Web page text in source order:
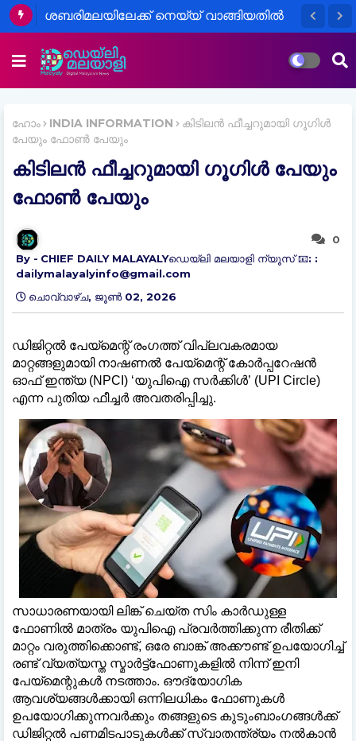
ശബരിമലയിലേക്ക് നെയ്യ് വാങ്ങിയതിൽ
പ്രതികൾക്കുമെതിരെ എഫ്.ഐ.ആർ
ഹോം INDIA INFORMATION
കിടിലൻ ഫീച്ചറുമായി ഗൂഗിൾ
പേയും ഫോൺ പേയും
കിടിലൻ ഫീച്ചറുമായി ഗൂഗിൾ പേയും
ഫോൺ പേയും
0
CHIEF DAILY MALAYALYഡെയ്‌ലി മലയാളി ന്യൂസ് 📧: :
dailymalayalyinfo@gmail.com
ചൊവ്വാഴ്ച, ജൂൺ 02, 2026
ഡിജിറ്റൽ പേയ്‌മെന്റ് രംഗത്ത് വിപ്ലവകരമായ
മാറ്റങ്ങളുമായി നാഷണൽ പേയ്‌മെന്റ് കോർപ്പറേഷൻ
ഓഫ് ഇന്ത്യ (NPCI) ‘യുപിഐ സർക്കിൾ’ (UPI Circle)
എന്ന പുതിയ ഫീച്ചർ അവതരിപ്പിച്ചു.
സാധാരണയായി ലിങ്ക് ചെയ്‌ത സിം കാർഡുള്ള
ഫോണിൽ മാത്രം യുപിഐ പ്രവർത്തിക്കുന്ന രീതിക്ക്
മാറ്റം വരുത്തിക്കൊണ്ട്, ഒരേ ബാങ്ക് അക്കൗണ്ട് ഉപയോഗിച്ച്
രണ്ട് വ്യത്യസ്ത സ്മാർട്ട്‌ഫോണുകളിൽ നിന്ന് ഇനി
പേയ്‌മെന്റുകൾ നടത്താം. ഔദ്യോഗിക
ആവശ്യങ്ങൾക്കായി ഒന്നിലധികം ഫോണുകൾ
ഉപയോഗിക്കുന്നവർക്കും തങ്ങളുടെ കുടുംബാംഗങ്ങൾക്ക്
ഡിജിറ്റൽ പണമിടപാടുകൾക്ക് സ്വാതന്ത്ര്യം നൽകാൻ